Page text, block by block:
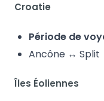
Croatie
Période de
Ancône ↔ Split
Îles Éoliennes